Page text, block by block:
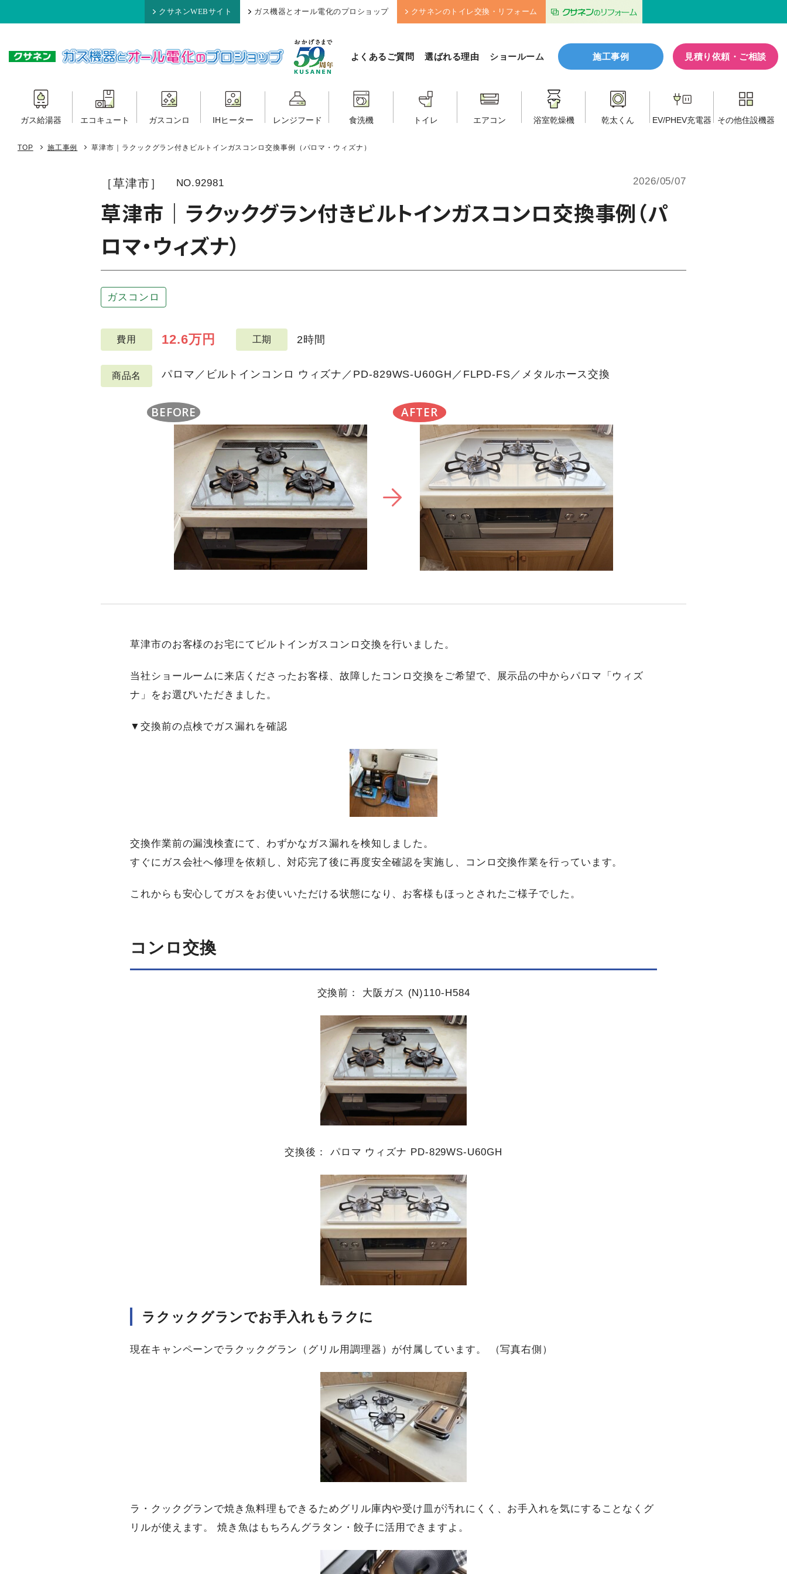
クサネンWEBサイト ガス機器とオール電化のプロショップ クサネンのトイレ交換・リフォーム
よくあるご質問 選ばれる理由 ショールーム 施工事例 見積り依頼・ご相談
ガス給湯器 エコキュート ガスコンロ IHヒーター レンジフード 食洗機 トイレ エアコン 浴室乾燥機 乾太くん EV/PHEV充電器 その他住設機器
TOP 施工事例 草津市｜ラクックグラン付きビルトインガスコンロ交換事例（パロマ・ウィズナ）
［草津市］ NO.92981 2026/05/07
草津市｜ラクックグラン付きビルトインガスコンロ交換事例（パ
ロマ・ウィズナ）
ガスコンロ
費用 12.6万円 工期 2時間
商品名 パロマ／ビルトインコンロ ウィズナ／PD-829WS-U60GH／FLPD-FS／メタルホース交換
BEFORE AFTER
草津市のお客様のお宅にてビルトインガスコンロ交換を行いました。
当社ショールームに来店くださったお客様、故障したコンロ交換をご希望で、展示品の中からパロマ「ウィズ
ナ」をお選びいただきました。
▼交換前の点検でガス漏れを確認
交換作業前の漏洩検査にて、わずかなガス漏れを検知しました。
すぐにガス会社へ修理を依頼し、対応完了後に再度安全確認を実施し、コンロ交換作業を行っています。
これからも安心してガスをお使いいただける状態になり、お客様もほっとされたご様子でした。
コンロ交換
交換前： 大阪ガス (N)110-H584
交換後： パロマ ウィズナ PD-829WS-U60GH
ラクックグランでお手入れもラクに
現在キャンペーンでラクックグラン（グリル用調理器）が付属しています。 （写真右側）
ラ・クックグランで焼き魚料理もできるためグリル庫内や受け皿が汚れにくく、お手入れを気にすることなくグ
リルが使えます。 焼き魚はもちろんグラタン・餃子に活用できますよ。